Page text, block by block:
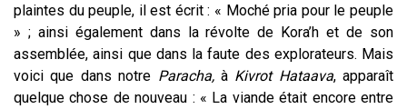
plaintes du peuple, il est écrit : « Moché pria pour le peuple
» ; ainsi également dans la révolte de Kora’h et de son
assemblée, ainsi que dans la faute des explorateurs. Mais
voici que dans notre Paracha,à Kivrot Hataava, apparaît
quelque chose de nouveau : « La viande était encore entre